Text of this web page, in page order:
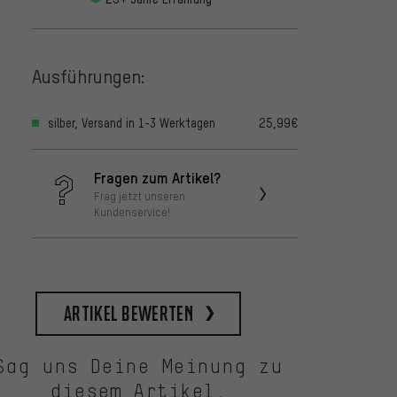
Ausführungen:
silber, Versand in 1-3 Werktagen 25,99€
Fragen zum Artikel?
Frag jetzt unseren
Kundenservice!
Artikel bewerten
uns Deine Meinung zu
diesem Artikel.